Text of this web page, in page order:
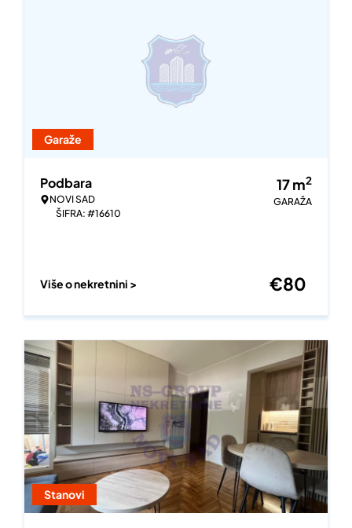
Garaže
Podbara
NOVI SAD
ŠIFRA: #16610
17m2
GARAŽA
Više o nekretnini > €80
Stanovi